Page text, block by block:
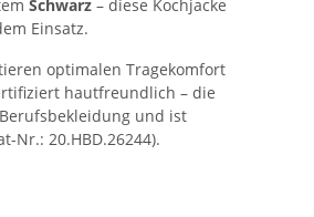
Schwarz – diese Kochjacke
Einsatz.
optimalen Tragekomfort
hautfreundlich – die
und ist
Nr.: 20.HBD.26244).